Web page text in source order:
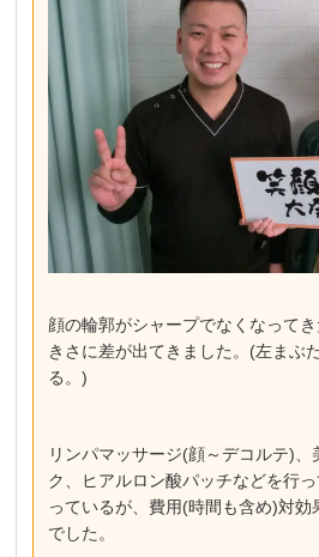
顔の輪郭がシャープでなくなって
きさに差が出てきました。(左まぶ
る。)
リンパマッサージ(顔～デコルテ)、
ク、ヒアルロン酸パッチなどを行
っているが、費用(時間も含め)対
でした。